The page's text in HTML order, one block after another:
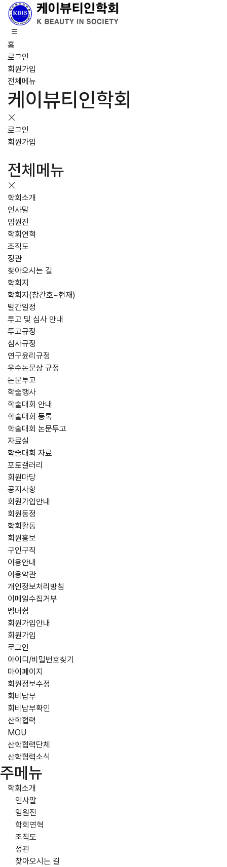
홈
로그인
회원가입
전체메뉴
케이뷰티인학회
로그인
회원가입
전체메뉴
학회소개
인사말
임원진
학회연혁
조직도
정관
찾아오시는 길
학회지
학회지(창간호~현재)
발간일정
투고 및 심사 안내
투고규정
심사규정
연구윤리규정
우수논문상 규정
논문투고
학술행사
학술대회 안내
학술대회 등록
학술대회 논문투고
자료실
학술대회 자료
포토갤러리
회원마당
공지사항
회원가입안내
회원동정
학회활동
회원홍보
구인구직
이용안내
이용약관
개인정보처리방침
이메일수집거부
멤버쉽
회원가입안내
회원가입
로그인
아이디/비밀번호찾기
마이페이지
회원정보수정
회비납부
회비납부확인
산학협력
MOU
산학협력단체
산학협력소식
주메뉴
학회소개
인사말
임원진
학회연혁
조직도
정관
찾아오시는 길